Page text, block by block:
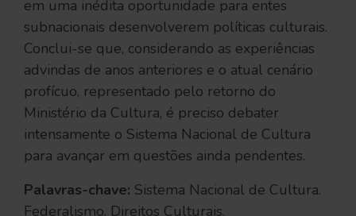
em uma inédita oportunidade para entes
subnacionais desenvolverem políticas culturais.
Conclui-se que, considerando as experiências
advindas de anos anteriores e o atual cenário
profícuo, representado pelo retorno do
Ministério da Cultura, é preciso debater
intensamente o Sistema Nacional de Cultura
para avançar em questões ainda pendentes.
Palavras-chave: Sistema Nacional de Cultura.
Federalismo. Direitos Culturais.